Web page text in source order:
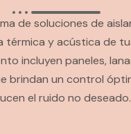
de soluciones de
térmica y acústica de
incluyen paneles,
brindan un control
el ruido no deseado.